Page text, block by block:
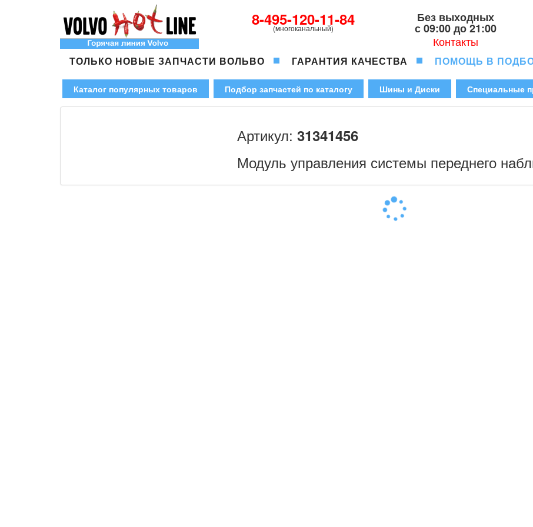
8-495-120-11-84
(многоканальный)
Без выходных
с 09:00 до 21:00
Контакты
ТОЛЬКО НОВЫЕ ЗАПЧАСТИ ВОЛЬВО ГАРАНТИЯ КАЧЕСТВА ПОМОЩЬ В
Каталог популярных товаров Подбор запчастей по каталогу Шины и Диски Специальные
Артикул: 31341456
Модуль управления системы переднего